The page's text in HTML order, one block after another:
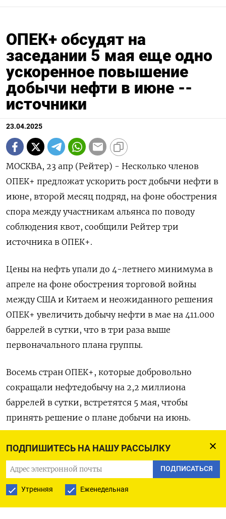
ПОДПИШИТЕСЬ НА НАШУ РАССЫЛКУ
ПОДПИСАТЬСЯ
Утренняя Еженедельная
ОПЕК+ обсудят на
заседании 5 мая еще одно
ускоренное повышение
добычи нефти в июне --
источники
23.04.2025
МОСКВА, 23 апр (Рейтер) - Несколько членов
ОПЕК+ предложат ускорить рост добычи нефти в
июне, второй месяц подряд, на фоне обострения
спора между участникам альянса по поводу
соблюдения квот, сообщили Рейтер три
источника в ОПЕК+.
Цены на нефть упали до 4-летнего минимума в
апреле на фоне обострения торговой войны
между США и Китаем и неожиданного решения
ОПЕК+ увеличить добычу нефти в мае на 411.000
баррелей в сутки, что в три раза выше
первоначального плана группы.
Восемь стран ОПЕК+, которые добровольно
сокращали нефтедобычу на 2,2 миллиона
баррелей в сутки, встретятся 5 мая, чтобы
принять решение о плане добычи на июнь.
Три источника Рейтер сказали, что некоторые
члены альянса хотят увеличить добычу на тот же
объем, что и в мае, на фоне напряженности
внутри ОПЕК+ между членами группы, которые
придерживаются целевых показателей, и теми,